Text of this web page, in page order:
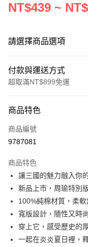
NT$439 ~
請選擇商品選項
付款與運送方式
超取滿NT$899免運
信用卡一次付款
信用卡分期付款
合作金庫商業銀行
華南商業銀行
上海商業儲蓄銀行
國泰世華商業銀行
臺灣中小企業銀行
匯豐（台灣）商業銀行
聯邦商業銀行
元大商業銀行
6 期 0 利率 每期
華南商業銀行
上海商業儲蓄銀行
國泰世華商業銀行
臺灣中小企業銀行
匯豐（台灣）商業銀行
12 期 0 利率 每期
合作金庫商業銀行
上海商業儲蓄銀行
國泰世華商業銀行
臺灣中小企業銀行
超商取貨付款
LINE Pay
Apple Pay
商品特色
商品編號
9787081
商品特色
讓三國的魅力融入你
新品上市，周瑜特別
100%純棉材質，柔
寬版設計，隨性又時
穿上它，感受歷史的
一起在炎炎夏日裡，